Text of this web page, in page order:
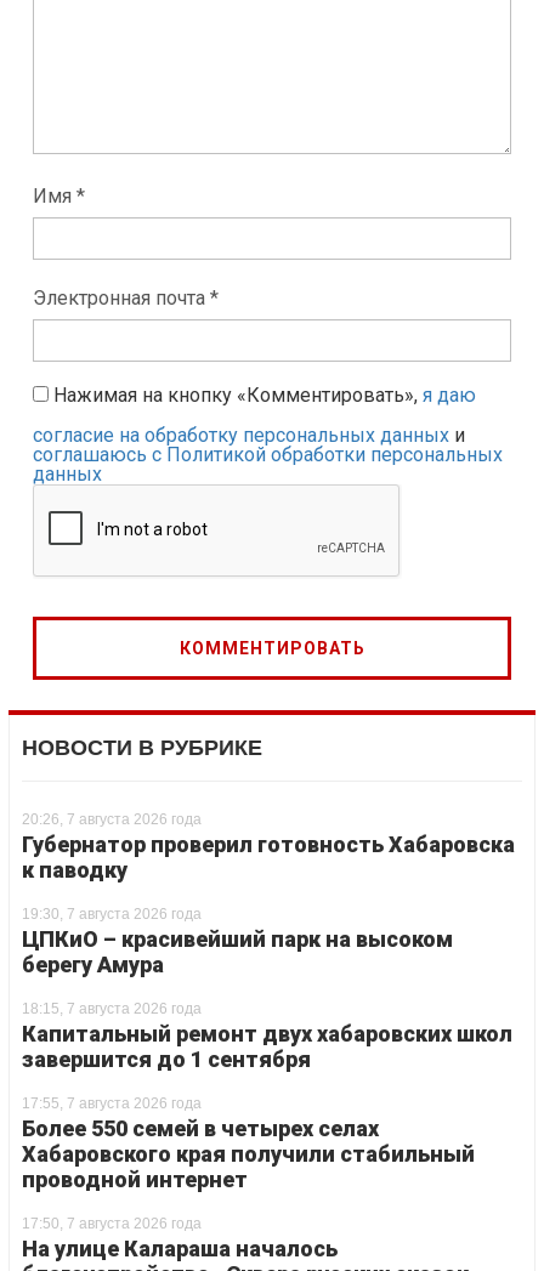
Имя *
Электронная почта *
Нажимая на кнопку «Комментировать», я даю
согласие на обработку персональных данных и
соглашаюсь с Политикой обработки персональных
данных
НОВОСТИ В РУБРИКЕ
20:26, 7 августа 2026 года
Губернатор проверил готовность Хабаровска
к паводку
19:30, 7 августа 2026 года
ЦПКиО – красивейший парк на высоком
берегу Амура
18:15, 7 августа 2026 года
Капитальный ремонт двух хабаровских школ
завершится до 1 сентября
17:55, 7 августа 2026 года
Более 550 семей в четырех селах
Хабаровского края получили стабильный
проводной интернет
17:50, 7 августа 2026 года
На улице Калараша началось